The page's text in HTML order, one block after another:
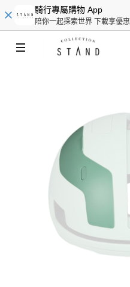
騎行專屬購物 App
陪你一起探索世界 下載享優惠